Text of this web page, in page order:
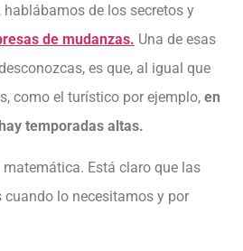
hablábamos de los secretos y
de mudanzas. Una de esas
es que, al igual que
como el turístico por ejemplo, en
temporadas altas.
matemática. Está claro que las
lo necesitamos y por